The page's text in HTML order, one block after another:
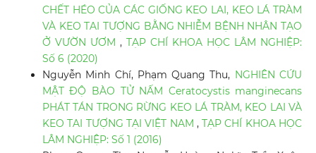
CHẾT HÉO CỦA CÁC GIỐNG KEO LAI, KEO LÁ TRÀM
VÀ KEO TAI TƯỢNG BẰNG NHIỄM BỆNH NHÂN TẠO
Ở VƯỜN ƯƠM ,TẠP CHÍ KHOA HỌC LÂM NGHIỆP:
Số 6 (2020)
Nguyễn Minh Chí, Phạm Quang Thu, NGHIÊN CỨU
MẬT ĐỘ BÀO TỬ NẤM Ceratocystis manginecans
PHÁT TÁN TRONG RỪNG KEO LÁ TRÀM, KEO LAI VÀ
KEO TAI TƯỢNG TẠI VIỆT NAM ,TẠP CHÍ KHOA HỌC
LÂM NGHIỆP: Số 1 (2016)